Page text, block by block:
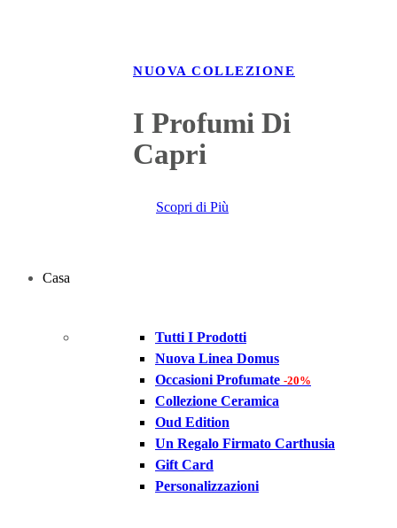
NUOVA COLLEZIONE
I Profumi Di
Capri
Scopri di Più
Casa
Tutti I Prodotti
Nuova Linea Domus
Occasioni Profumate -20%
Collezione Ceramica
Oud Edition
Un Regalo Firmato Carthusia
Gift Card
Personalizzazioni